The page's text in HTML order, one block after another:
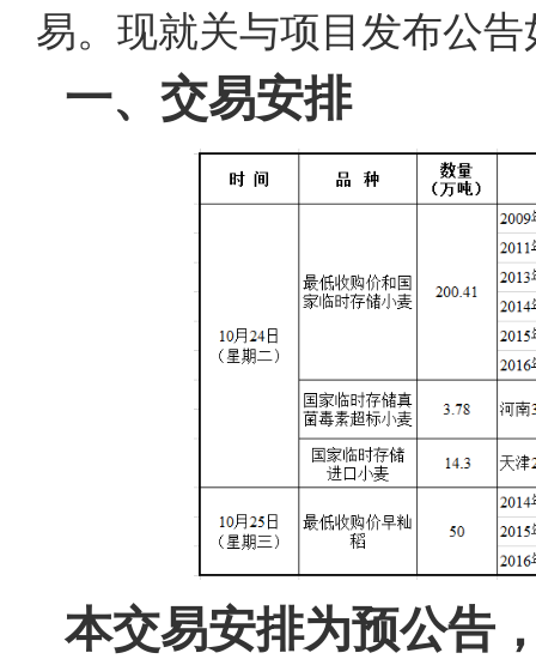
易。现就关与项目发布公
一、交易安排
本交易安排为预公告